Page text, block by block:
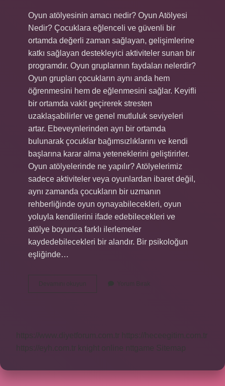
Oyun atölyesinin amacı nedir? Oyun Atölyesi
Nedir? Çocuklara eğlenceli ve güvenli bir
ortamda değerli zaman sağlayan, gelişimlerine
katkı sağlayan destekleyici aktiviteler sunan bir
programdır. Oyun gruplarının faydaları nelerdir?
Oyun grupları çocukların aynı anda hem
öğrenmesini hem de eğlenmesini sağlar. Keyifli
bir ortamda vakit geçirerek stresten
uzaklaşabilirler ve genel mutluluk seviyeleri
artar. Ebeveynlerinden ayrı bir ortamda
bulunarak çocuklar bağımsızlıklarını ve kendi
başlarına karar alma yeteneklerini geliştirirler.
Oyun atölyelerinde ne yapılır? Atölyelerimiz
sadece aktiviteler veya oyunlardan ibaret değil,
aynı zamanda çocukların bir uzmanın
rehberliğinde oyun oynayabilecekleri, oyun
yoluyla kendilerini ifade edebilecekleri ve
atölye boyunca farklı ilerlemeler
kaydedebilecekleri bir alandır. Bir psikoloğun
eşliğinde…
Devamını okuyun
Atölyesi
Yorum Bırak
https://www.diyetforum.com.tr
https://heceegitim.com.tr
https://eyh.com.tr
knight online nttgame Sitemap